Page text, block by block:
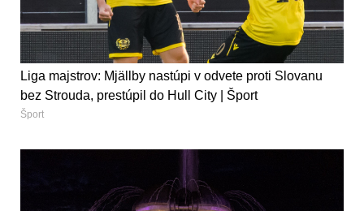
Liga majstrov: Mjällby nastúpi v odvete proti Slovanu
bez Strouda, prestúpil do Hull City | Šport
Šport